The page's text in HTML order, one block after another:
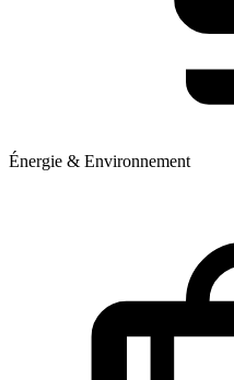
Énergie & Environnement